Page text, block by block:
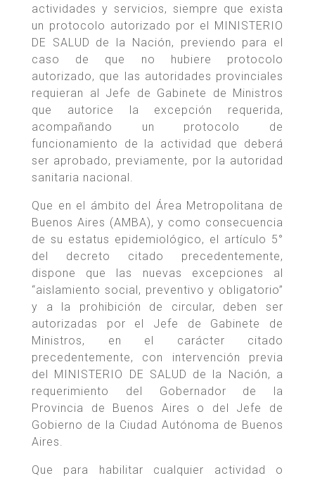
actividades y servicios, siempre que exista
un protocolo autorizado por el MINISTERIO
DE SALUD de la Nación, previendo para el
caso de que no hubiere protocolo
autorizado, que las autoridades provinciales
requieran al Jefe de Gabinete de Ministros
que autorice la excepción requerida,
acompañando un protocolo de
funcionamiento de la actividad que deberá
ser aprobado, previamente, por la autoridad
sanitaria nacional.
Que en el ámbito del Área Metropolitana de
Buenos Aires (AMBA), y como consecuencia
de su estatus epidemiológico, el artículo 5°
del decreto citado precedentemente,
dispone que las nuevas excepciones al
“aislamiento social, preventivo y obligatorio”
y a la prohibición de circular, deben ser
autorizadas por el Jefe de Gabinete de
Ministros, en el carácter citado
precedentemente, con intervención previa
del MINISTERIO DE SALUD de la Nación, a
requerimiento del Gobernador de la
Provincia de Buenos Aires o del Jefe de
Gobierno de la Ciudad Autónoma de Buenos
Aires.
Que para habilitar cualquier actividad o